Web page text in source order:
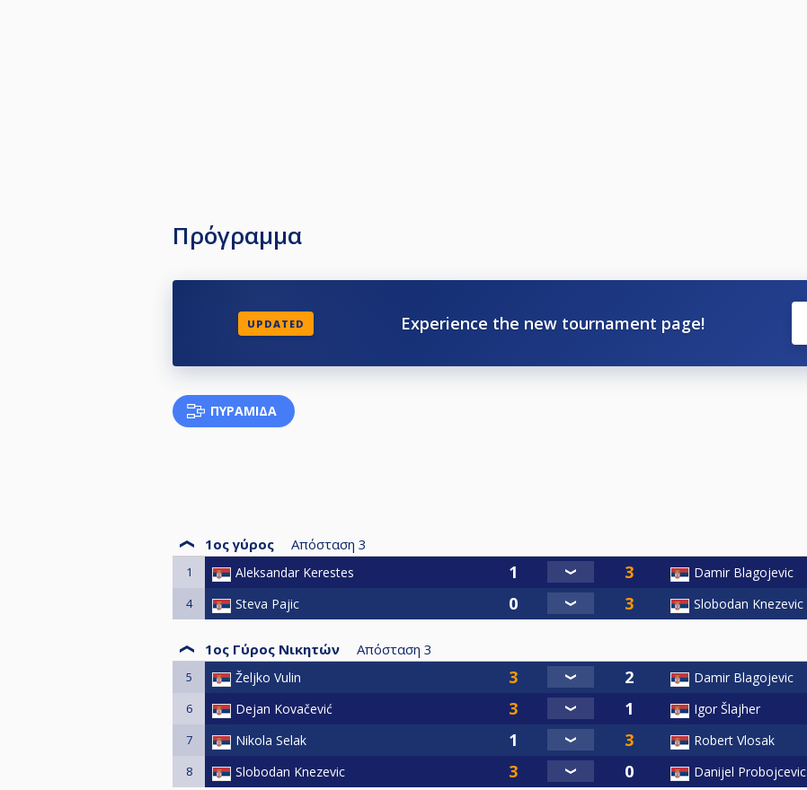
Πρόγραμμα
UPDATED Experience the new tournament page!
ΠΥΡΑΜΊΔΑ
1ος γύρος Απόσταση 3
1 Aleksandar Kerestes Damir Blagojevic
4 Steva Pajic Slobodan Knezevic
1ος Γύρος Νικητών Απόσταση 3
5 Željko Vulin Damir Blagojevic
6 Dejan Kovačević Igor Šlajher
7 Nikola Selak Robert Vlosak
8 Slobodan Knezevic Danijel Probojcevic